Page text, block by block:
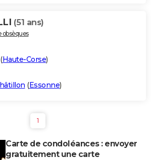
(51 ans)
(Haute-Corse)
(Essonne)
1
Carte de condoléances : envoyer
gratuitement une carte